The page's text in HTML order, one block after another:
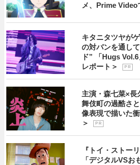
メ、Prime Video
キタニタツヤが
の対バンを通し
ド” 「Hugs
レポート＞
P R
主演・森七菜×
舞伎町の過酷さ
像表現で描いた
＞
P R
『トイ・ストー
「デジタルVSお